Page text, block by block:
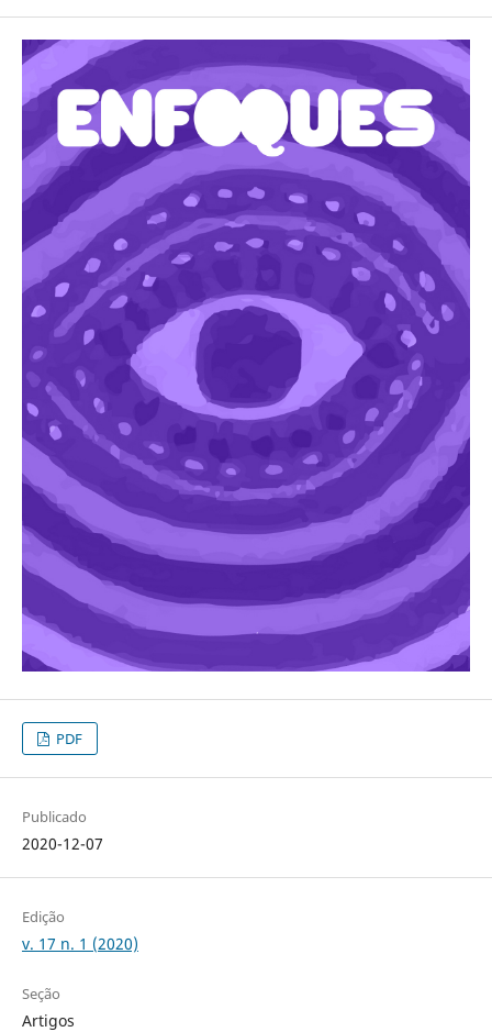
PDF
Publicado
2020-12-07
Edição
v. 17 n. 1 (2020)
Seção
Artigos